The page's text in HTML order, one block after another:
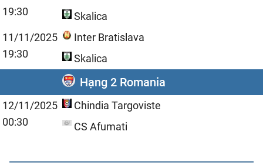
19:30
Skalica
11/11/2025
19:30
Inter Bratislava
Skalica
Hạng 2 Romania
12/11/2025
00:30
Chindia Targoviste
CS Afumati